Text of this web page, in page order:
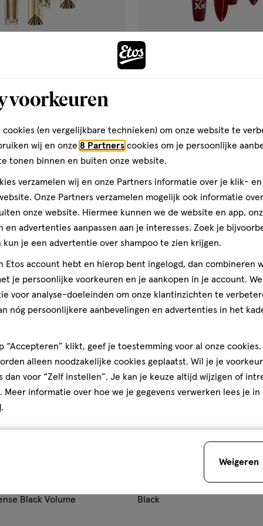
Black
Toevoegenverhoog aantal met één,Bijna uitverkocht!Er
001 Black
2 Toevoegen
1+1
Black Volume
toevoegen
aan
Rimmel London Exaggerate
Black
Gratisbezorging vanaf €35 Gratisretour binnen 30
voorkeuren
cookies (en vergelijkbare technieken) om onze website te
wij en onze 8 Partners cookies om je persoonlijke
tonen binnen en buiten onze website.
verzamelen wij en onze Partners informatie over je klik-
Onze Partners verzamelen mogelijk ook informatie
onze website. Hiermee kunnen we de website en app,
en advertenties aanpassen aan je interesses. Zoek je
kun je een advertentie over shampoo te zien krijgen.
Etos account hebt en hierop bent ingelogd, dan combineren
je persoonlijke voorkeuren en je aankopen in je account.
voor analyse-doeleinden om onze klantinzichten te
nóg persoonlijkere aanbevelingen en advertenties in het
“Accepteren” klikt, geef je toestemming voor al onze cookies.
alleen noodzakelijke cookies geplaatst. Wil je je
dan voor “Zelf instellen”. Je kan je keuze altijd wijzigen of
. Meer informatie over hoe we je gegevens verwerken lees je in
.
Weigeren